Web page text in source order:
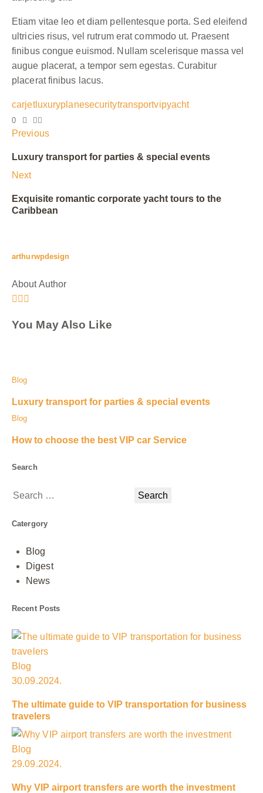
Etiam vitae leo et diam pellentesque porta. Sed eleifend
ultricies risus, vel rutrum erat commodo ut. Praesent
finibus congue euismod. Nullam scelerisque massa vel
augue placerat, a tempor sem egestas. Curabitur
placerat finibus lacus.
carjetluxuryplanesecuritytransportvipyacht
0
Previous
Luxury transport for parties & special events
Next
Exquisite romantic corporate yacht tours to the
Caribbean
arthurwpdesign
About Author
You May Also Like
Blog
Luxury transport for parties & special events
Blog
How to choose the best VIP car Service
Search
Catergory
Blog
Digest
News
Recent Posts
Blog
30.09.2024.
The ultimate guide to VIP transportation for business
travelers
Blog
29.09.2024.
Why VIP airport transfers are worth the investment